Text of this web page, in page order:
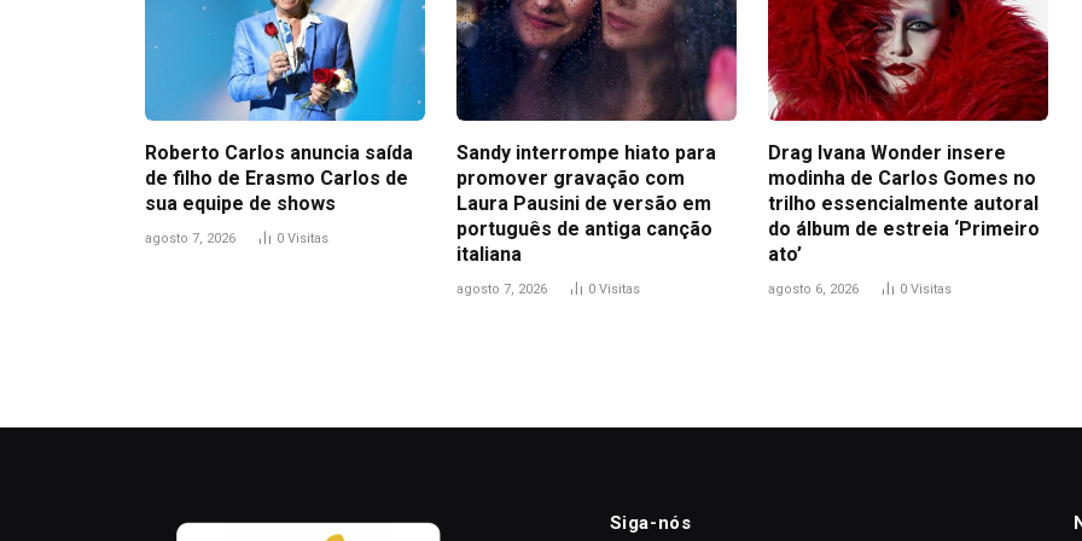
Roberto Carlos anuncia saída
de filho de Erasmo Carlos de
sua equipe de shows
agosto 7, 2026 0 Visitas
Sandy interrompe hiato para
promover gravação com
Laura Pausini de versão em
português de antiga canção
italiana
agosto 7, 2026 0 Visitas
Drag Ivana Wonder insere
modinha de Carlos Gomes no
trilho essencialmente autoral
do álbum de estreia ‘Primeiro
ato’
agosto 6, 2026 0 Visitas
Siga-nós